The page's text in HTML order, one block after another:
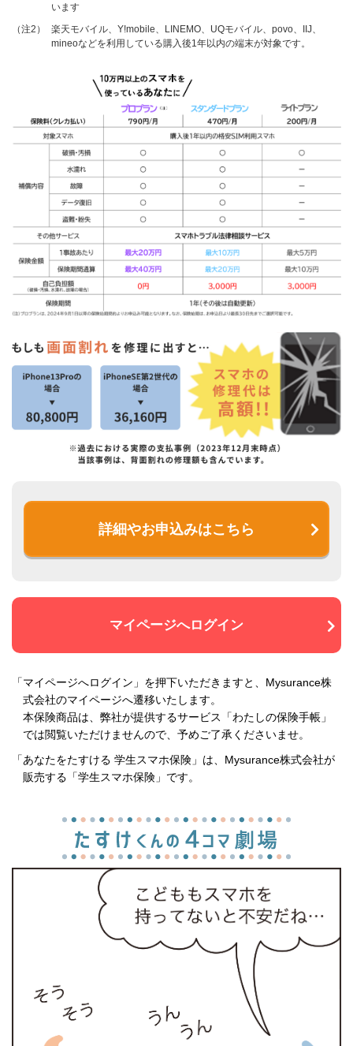
います
（注2）
楽天モバイル、Y!mobile、LINEMO、UQモバイル、povo、IIJ、
mineoなどを利用している購入後1年以内の端末が対象です。
詳細やお申込みはこちら
マイページへログイン
「マイページへログイン」を押下いただきますと、Mysurance株
式会社のマイページへ遷移いたします。
本保険商品は、弊社が提供するサービス「わたしの保険手帳」
では閲覧いただけませんので、予めご了承くださいませ。
「あなたをたすける 学生スマホ保険」は、Mysurance株式会社が
販売する「学生スマホ保険」です。